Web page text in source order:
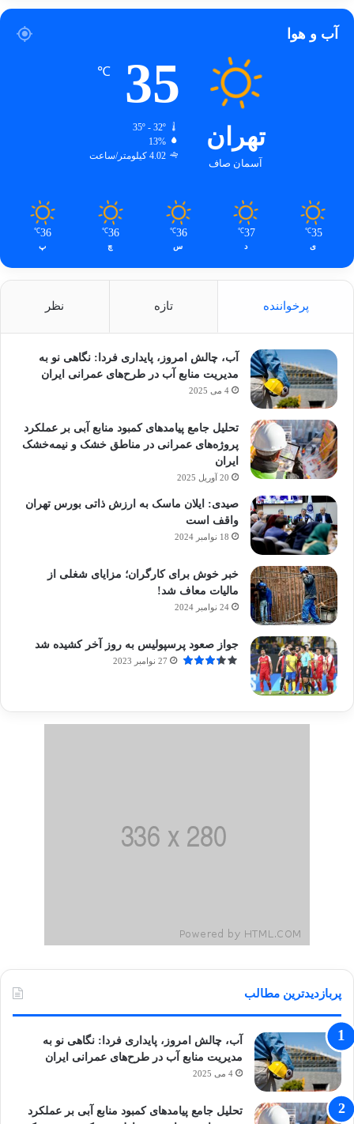
آب و هوا
تهران
آسمان صاف
35
℃
35º - 32º
13%
4.02 کیلومتر/ساعت
35
℃
ی
37
℃
د
36
℃
س
36
℃
چ
36
℃
پ
پرخواننده تازه نظر
آب، چالش امروز، پایداری فردا: نگاهی نو به
مدیریت منابع آب در طرح‌های عمرانی ایران
4 می 2025
تحلیل جامع پیامدهای کمبود منابع آبی بر عملکرد
پروژه‌های عمرانی در مناطق خشک و نیمه‌خشک
ایران
20 آوریل 2025
صیدی: ایلان ماسک به ارزش ذاتی بورس تهران
واقف است
18 نوامبر 2024
خبر خوش برای کارگران؛ مزایای شغلی از
مالیات معاف شد!
24 نوامبر 2024
جواز صعود پرسپولیس به روز آخر کشیده شد
27 نوامبر 2023
پربازدیدترین مطالب
آب، چالش امروز، پایداری فردا: نگاهی نو به
مدیریت منابع آب در طرح‌های عمرانی ایران
4 می 2025
تحلیل جامع پیامدهای کمبود منابع آبی بر عملکرد